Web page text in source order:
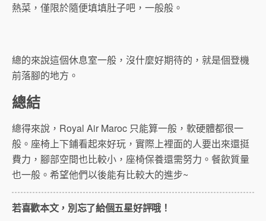
熱菜，僅限於隨便填填肚子吧，一般般。
總的來說這個休息室一般，沒什麼好期待的，就是個登機
前落腳的地方。
總結
總得來說，Royal Air Maroc 只能算一般，軟硬體都很一
般。座椅上下鋪看起來好玩，實際上裡面的人要出來還挺
費力，腳部空間也比較小，座椅保養還需努力。餐飲質量
也一般。希望他們以後能有比較大的進步~
若喜歡本文，別忘了給個五星好評哦！